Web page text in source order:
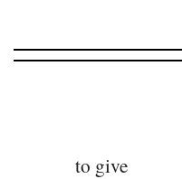
to give